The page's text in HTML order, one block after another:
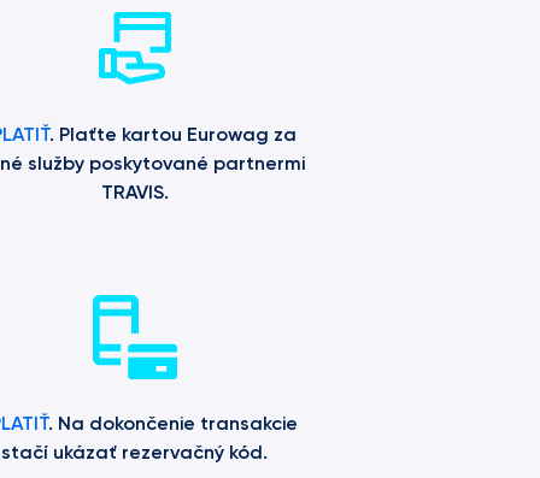
. Plaťte kartou Eurowag za
služby poskytované partnermi
TRAVIS.
. Na dokončenie transakcie
stačí ukázať rezervačný kód.